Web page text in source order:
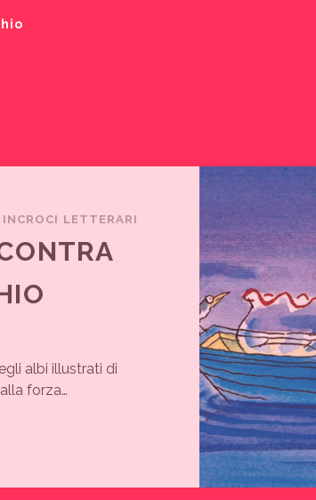
INCROCI LETTERARI
albi illustrati di
forza…